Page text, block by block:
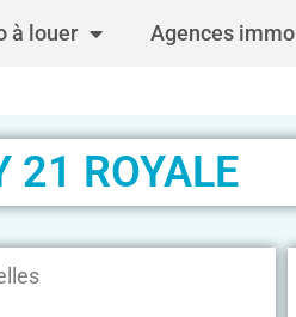
à louer Agences immo
21 ROYALE